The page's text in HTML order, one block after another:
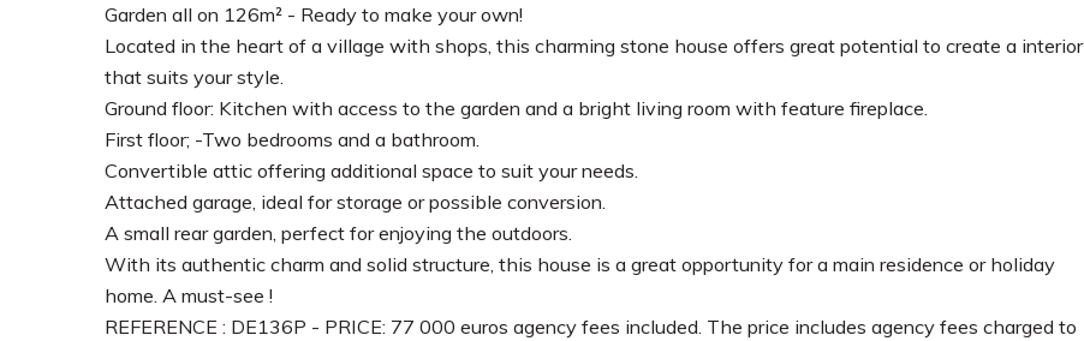
Garden all on 126m² - Ready to make your own!
Located in the heart of a village with shops, this charming stone house offers great potential to create a interior
that suits your style.
Ground floor: Kitchen with access to the garden and a bright living room with feature fireplace.
First floor; -Two bedrooms and a bathroom.
Convertible attic offering additional space to suit your needs.
Attached garage, ideal for storage or possible conversion.
A small rear garden, perfect for enjoying the outdoors.
With its authentic charm and solid structure, this house is a great opportunity for a main residence or holiday
home. A must-see !
REFERENCE : DE136P - PRICE: 77 000 euros agency fees included. The price includes agency fees charged to